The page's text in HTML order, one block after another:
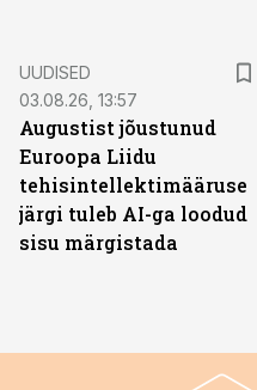
UUDISED
03.08.26, 13:57
Augustist jõustunud
Euroopa Liidu
tehisintellektimääruse
järgi tuleb AI-ga loodud
sisu märgistada